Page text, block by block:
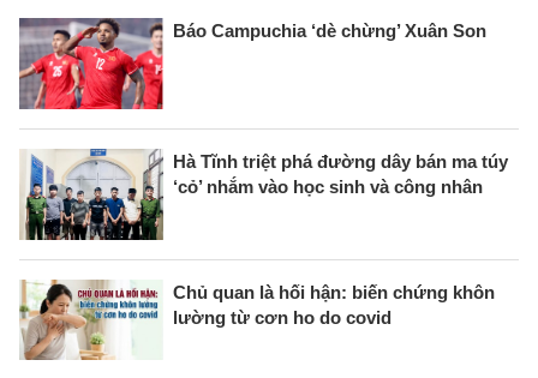
Báo Campuchia ‘dè chừng’ Xuân Son
Hà Tĩnh triệt phá đường dây bán ma túy
‘cỏ’ nhắm vào học sinh và công nhân
Chủ quan là hối hận: biến chứng khôn
lường từ cơn ho do covid